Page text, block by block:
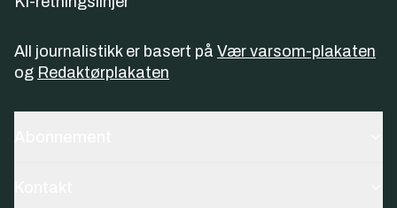
All journalistikk er basert på Vær varsom-plakaten
og Redaktørplakaten